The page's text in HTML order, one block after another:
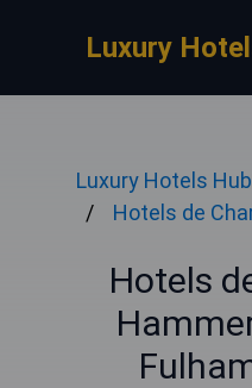
Luxury
Luxury Hotels Hub
Hotels de
Hotels